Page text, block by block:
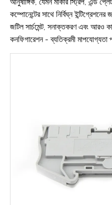
কম্পোনেন্টের সাথে নির্বিঘ্ন
জটিল সার্চমেন্ট, সনাক্তকরণ এবং আরও
কনফিগারেশন - ব্যতিক্রমী মাপযোগ্যতা